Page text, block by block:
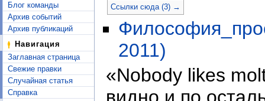
Блог команды
Архив событий
Архив публикаций
Навигация
Заглавная страница
Свежие правки
Случайная статья
Справка
Ссылки сюда (3) →
2011)
«Nobody likes